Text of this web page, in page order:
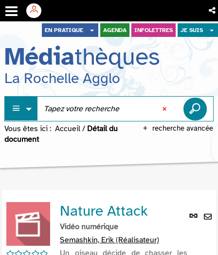
menu
contenu
recherche
EN PRATIQUE AGENDA INFOLETTRES JE SUIS
Médiathèques
La Rochelle Agglo
recherche avancée
Vous êtes ici : Accueil / Détail du
document
Lien
/5
Nature Attack
Vidéo numérique
Semashkin, Erik (Réalisateur)
Un oiseau décide de chasser les